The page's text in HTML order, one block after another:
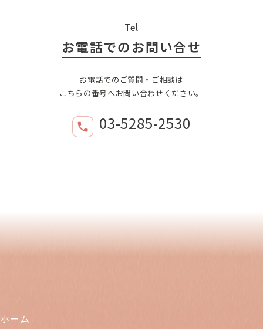
Tel
お電話でのお問い合せ
お電話でのご質問・ご相談は
こちらの番号へお問い合わせください。
03-5285-2530
ホーム